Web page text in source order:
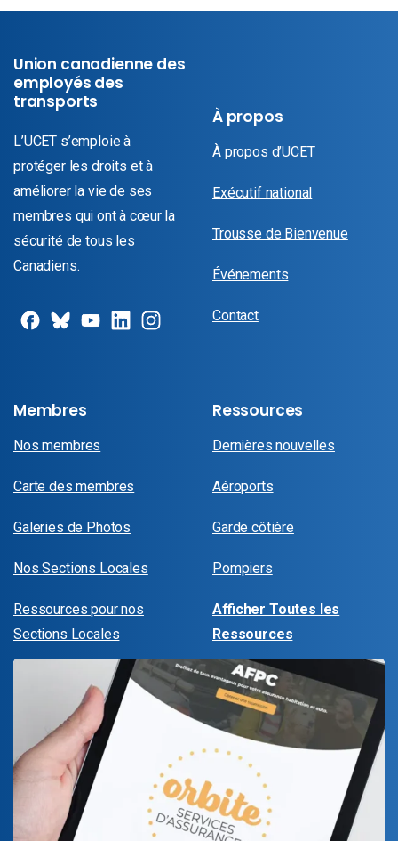
Union canadienne des
employés des
transports
L’UCET s’emploie à
protéger les droits et à
améliorer la vie de ses
membres qui ont à cœur la
sécurité de tous les
Canadiens.
À propos
À propos d’UCET
Exécutif national
Trousse de Bienvenue
Événements
Contact
Membres
Nos membres
Carte des membres
Galeries de Photos
Nos Sections Locales
Ressources pour nos
Sections Locales
Ressources
Dernières nouvelles
Aéroports
Garde côtière
Pompiers
Afficher Toutes les
Ressources